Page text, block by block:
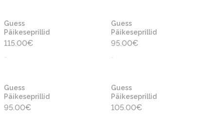
Guess
Päikeseprillid
115.00€
-
Guess
Päikeseprillid
95.00€
-
Guess
Päikeseprillid
95.00€
Guess
Päikeseprillid
105.00€